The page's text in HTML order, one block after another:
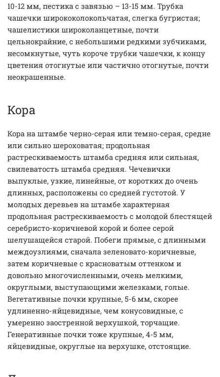
10-12 мм, пестика с завязью – 13-15 мм. Трубка
чашечки ширококолокольчатая, слегка бугристая;
чашелистики широколанцетные, почти
цельнокрайние, с небольшими редкими зубчиками,
несомкнутые, чуть короче трубки чашечки, к концу
цветения отогнутые или частично отогнутые, почти
неокрашенные.
Кора
Кора на штамбе черно-серая или темно-серая, средне
или сильно шероховатая; продольная
растрескиваемость штамба средняя или сильная,
свилеватость штамба средняя. Чечевички
выпуклые, узкие, линейные, от коротких до очень
длинных, расположены со средней густотой. У
молодых деревьев на штамбе характерная
продольная растрескиваемость с молодой блестящей
серебристо-коричневой корой и более серой
шелушащейся старой. Побеги прямые, с длинными
междоузлиями, сначала зеленовато-коричневые,
затем коричневые с красноватым оттенком и
довольно многочисленными, очень мелкими,
округлыми, выступающими железками, голые.
Вегетативные почки крупные, 5-6 мм, скорее
удлиненно-яйцевидные, чем конусовидные, с
умеренно заостренной верхушкой, торчащие.
Генеративные почки тоже крупные, 4-5 мм,
яйцевидные, округлые на верхушке, отстоящие.